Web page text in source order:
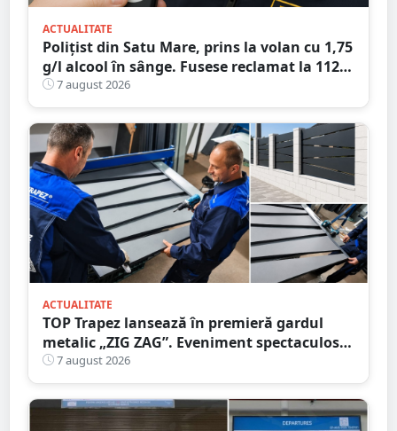
ACTUALITATE
Polițist din Satu Mare, prins la volan cu 1,75
g/l alcool în sânge. Fusese reclamat la 112
că circula pe contrasens
7 august 2026
ACTUALITATE
TOP Trapez lansează în premieră gardul
metalic „ZIG ZAG”. Eveniment spectaculos
în Grădina Romei
7 august 2026